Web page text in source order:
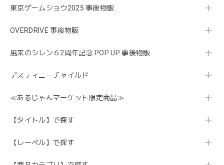
東京ゲームショウ2025 事後物販
OVERDRIVE 事後物販
風来のシレン６2周年記念 POP UP 事後物販
デスティニーチャイルド
≪あるじゃんマーケット限定商品≫
【タイトル】で探す
【レーベル】で探す